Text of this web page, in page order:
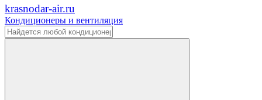
krasnodar-air.ru
Кондиционеры и вентиляция